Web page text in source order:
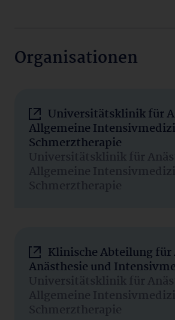
Organisationen
Universitätsklinik für
Allgemeine
Schmerztherapie
Universitätsklinik für
Allgemeine
Schmerztherapie
Klinische Abteilung
Anästhesie und
Universitätsklinik für
Allgemeine
Schmerztherapie